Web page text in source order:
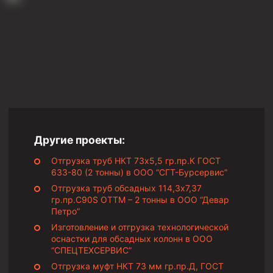
Муфта БТС 146
Муфта ОТТМ 245
Муфта ОТТМ 324
Муфта ОТТМ 178
Муфта ОТТМ 168
Муфта ОТТМ 114
Муфта ОТТГ 168
Другие проекты:
Отгрузка труб НКТ 73х5,5 гр.пр.К ГОСТ
633-80 (2 тонны) в ООО “СГТ-Бурсервис”
Отгрузка труб обсадных 114,3х7,37
гр.пр.C90S ОТТМ – 2 тонны в ООО “Девар
Петро”
Изготовление и отгрузка технологической
оснастки для обсадных колонн в ООО
“СПЕЦТЕХСЕРВИС”
Отгрузка муфт НКТ 73 мм гр.пр.Д, ГОСТ